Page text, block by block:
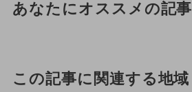
あなたにオススメの記事
この記事に関連する地域